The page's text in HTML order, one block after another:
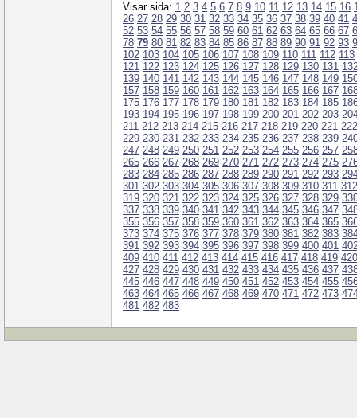
Visar sida: 1 2 3 4 5 6 7 8 9 10 11 12 13 14 15 16
26 27 28 29 30 31 32 33 34 35 36 37 38 39 40 41
52 53 54 55 56 57 58 59 60 61 62 63 64 65 66 67
78 79 80 81 82 83 84 85 86 87 88 89 90 91 92 93
102 103 104 105 106 107 108 109 110 111 112 113
121 122 123 124 125 126 127 128 129 130 131
139 140 141 142 143 144 145 146 147 148 149
157 158 159 160 161 162 163 164 165 166 167
175 176 177 178 179 180 181 182 183 184 185
193 194 195 196 197 198 199 200 201 202 203
211 212 213 214 215 216 217 218 219 220 221 222
229 230 231 232 233 234 235 236 237 238 239
247 248 249 250 251 252 253 254 255 256 257
265 266 267 268 269 270 271 272 273 274 275
283 284 285 286 287 288 289 290 291 292 293
301 302 303 304 305 306 307 308 309 310 311 312
319 320 321 322 323 324 325 326 327 328 329
337 338 339 340 341 342 343 344 345 346 347
355 356 357 358 359 360 361 362 363 364 365
373 374 375 376 377 378 379 380 381 382 383
391 392 393 394 395 396 397 398 399 400 401
409 410 411 412 413 414 415 416 417 418 419 420
427 428 429 430 431 432 433 434 435 436 437
445 446 447 448 449 450 451 452 453 454 455
463 464 465 466 467 468 469 470 471 472 473
481 482 483